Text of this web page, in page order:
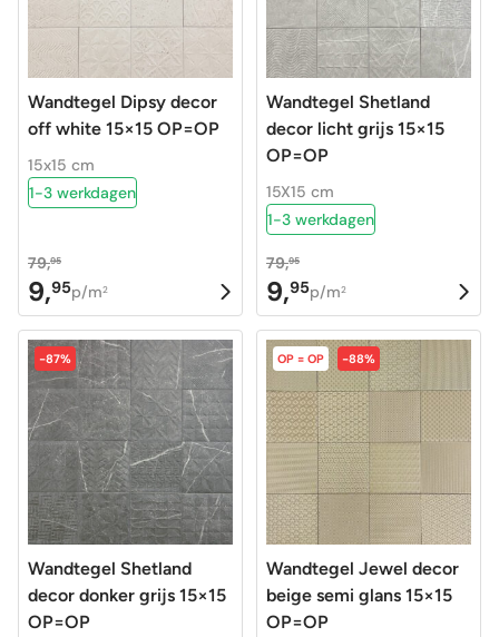
Wandtegel Dipsy decor
off white 15×15 OP=OP
15x15 cm
1-3 werkdagen
79,95
Oorspronkelijke
prijs
was:
79,95.
9,95
Huidige
prijs
is:
9,95.
p/m2
Wandtegel Shetland
decor licht grijs 15×15
OP=OP
15X15 cm
1-3 werkdagen
79,95
Oorspronkelijke
prijs
was:
79,95.
9,95
Huidige
prijs
is:
9,95.
p/m2
-87%
Wandtegel Shetland
decor donker grijs 15×15
OP=OP
OP = OP -88%
Wandtegel Jewel decor
beige semi glans 15×15
OP=OP